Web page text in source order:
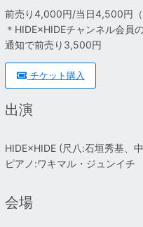
前売り4,000円/当日4,500円
＊HIDE×HIDEチャンネル会員
通知で前売り3,500円
チケット購入
出演
HIDE×HIDE (尺八:石垣秀基、
ピアノ:ワキマル・ジュンイチ
会場